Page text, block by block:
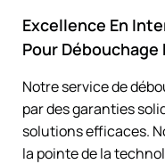
Excellence En
Pour Débouchage
Notre service de
par des garanties
solutions efficaces.
la pointe de la